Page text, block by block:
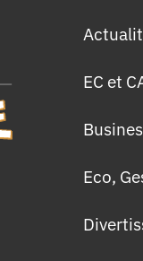
EC et
Eco,